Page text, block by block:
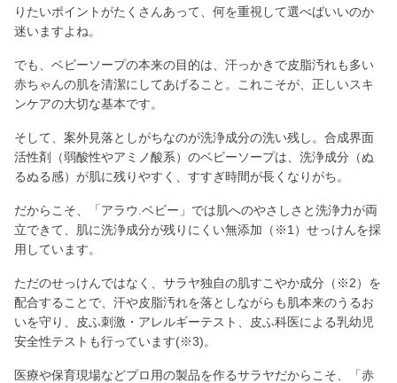
りたいポイントがたくさんあって、何を重視して選べばいいのか
迷いますよね。
でも、ベビーソープの本来の目的は、汗っかきで皮脂汚れも多い
赤ちゃんの肌を清潔にしてあげること。これこそが、正しいスキ
ンケアの大切な基本です。
そして、案外見落としがちなのが洗浄成分の洗い残し。合成界面
活性剤（弱酸性やアミノ酸系）のベビーソープは、洗浄成分（ぬ
るぬる感）が肌に残りやすく、すすぎ時間が長くなりがち。
だからこそ、「アラウ.ベビー」では肌へのやさしさと洗浄力が両
立できて、肌に洗浄成分が残りにくい無添加（※1）せっけんを採
用しています。
ただのせっけんではなく、サラヤ独自の肌すこやか成分（※2）を
配合することで、汗や皮脂汚れを落としながらも肌本来のうるお
いを守り、皮ふ刺激・アレルギーテスト、皮ふ科医による乳幼児
安全性テストも行っています(※3)。
医療や保育現場などプロ用の製品を作るサラヤだからこそ、「赤